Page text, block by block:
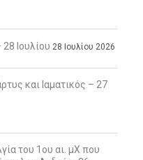
Ιουλίου 28 Ιουλίου 2026
και Ιαματικός – 27
του 1ου αι. μΧ που